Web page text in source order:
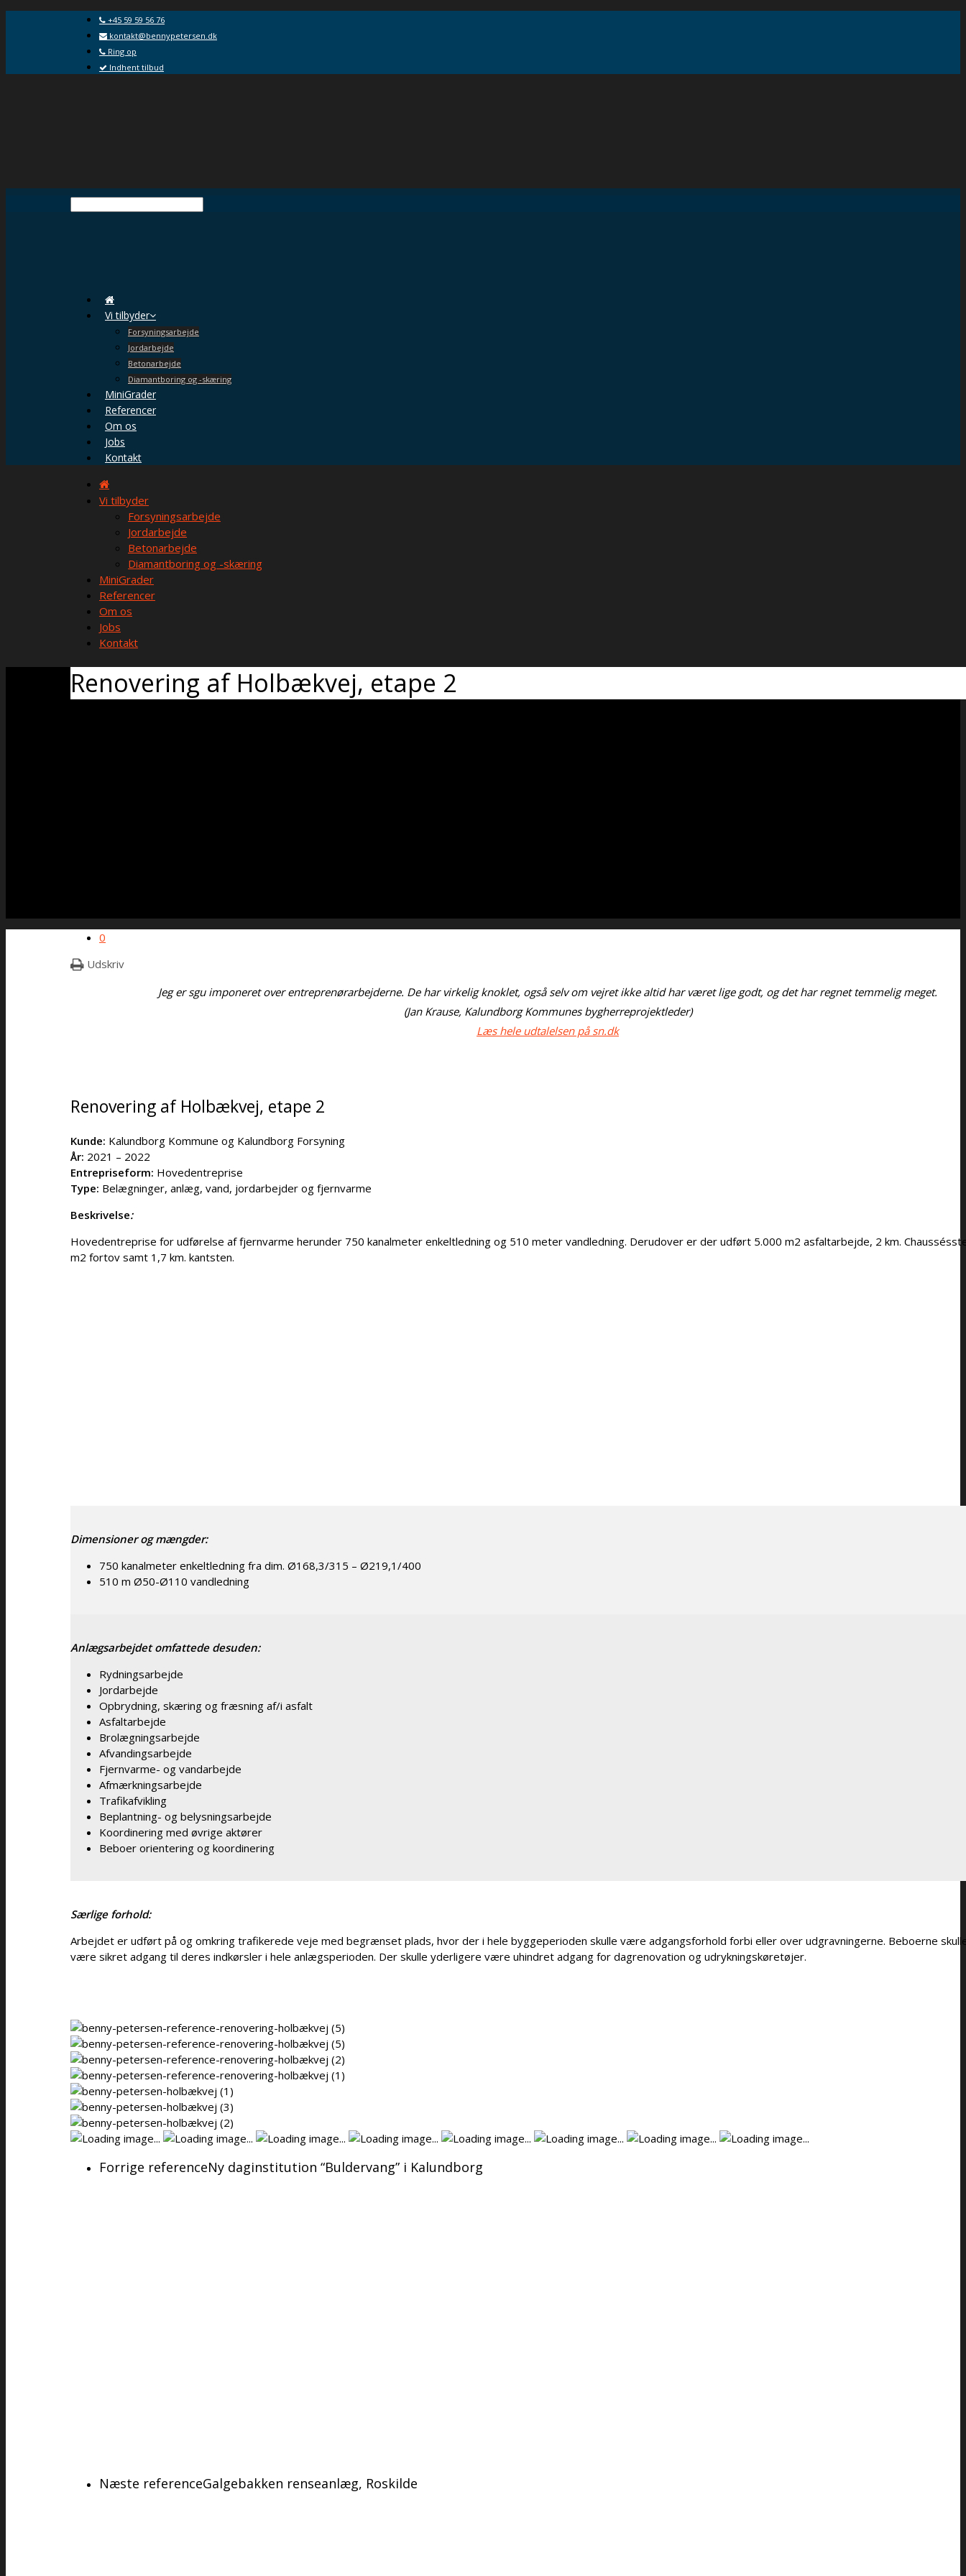
+45 59 59 56 76
kontakt@bennypetersen.dk
Ring op
Indhent tilbud
Vi tilbyder
Forsyningsarbejde
Jordarbejde
Betonarbejde
Diamantboring og -skæring
MiniGrader
Referencer
Om os
Jobs
Kontakt
Vi tilbyder
Forsyningsarbejde
Jordarbejde
Betonarbejde
Diamantboring og -skæring
MiniGrader
Referencer
Om os
Jobs
Kontakt
Renovering af Holbækvej, etape 2
0
Udskriv
Jeg er sgu imponeret over entreprenørarbejderne. De har virkelig knoklet, også selv om vejret ikke altid har været lige godt, og det har regnet temmelig meget.
(Jan Krause, Kalundborg Kommunes bygherreprojektleder)
Læs hele udtalelsen på sn.dk
Renovering af Holbækvej, etape 2
Kunde: Kalundborg Kommune og Kalundborg Forsyning
År: 2021 – 2022
Entrepriseform: Hovedentreprise
Type: Belægninger, anlæg, vand, jordarbejder og fjernvarme
Beskrivelse:
Hovedentreprise for udførelse af fjernvarme herunder 750 kanalmeter enkeltledning og 510 meter vandledning. Derudover er der udført 5.000 m2 asfaltarbejde, 2 km.
m2 fortov samt 1,7 km. kantsten.
Dimensioner og mængder:
750 kanalmeter enkeltledning fra dim. Ø168,3/315 – Ø219,1/400
510 m Ø50-Ø110 vandledning
Anlægsarbejdet omfattede desuden:
Rydningsarbejde
Jordarbejde
Opbrydning, skæring og fræsning af/i asfalt
Asfaltarbejde
Brolægningsarbejde
Afvandingsarbejde
Fjernvarme- og vandarbejde
Afmærkningsarbejde
Trafikafvikling
Beplantning- og belysningsarbejde
Koordinering med øvrige aktører
Beboer orientering og koordinering
Særlige forhold:
Arbejdet er udført på og omkring trafikerede veje med begrænset plads, hvor der i hele byggeperioden skulle være adgangsforhold forbi eller over udgravningerne. Beboerne
være sikret adgang til deres indkørsler i hele anlægsperioden. Der skulle yderligere være uhindret adgang for dagrenovation og udrykningskøretøjer.
Forrige referenceNy daginstitution “Buldervang” i Kalundborg
Næste referenceGalgebakken renseanlæg, Roskilde